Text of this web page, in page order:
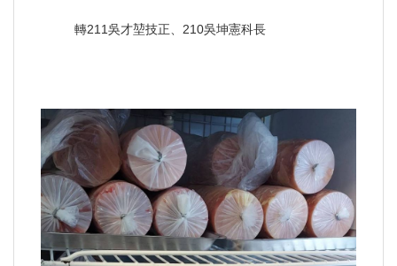
轉211吳才堃技正、210吳坤憲科長